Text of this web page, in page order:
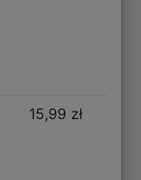
15,99 zł